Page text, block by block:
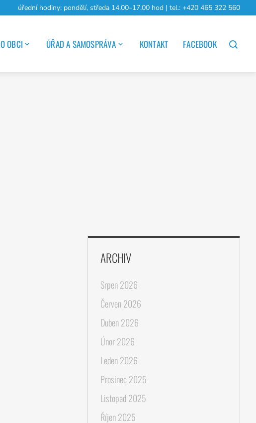
úřední hodiny: pondělí, středa 14.00–17.00 hod | tel.: +420 465 322 560
O OBCI ÚŘAD A SAMOSPRÁVA KONTAKT FACEBOOK
ARCHIV
Srpen 2026
Červen 2026
Duben 2026
Únor 2026
Leden 2026
Prosinec 2025
Listopad 2025
Říjen 2025